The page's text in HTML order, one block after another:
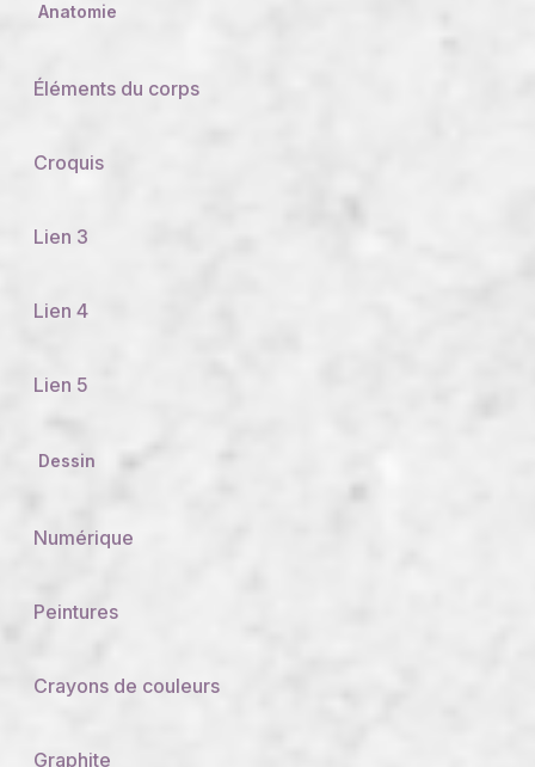
Anatomie
Éléments du corps
Croquis
Lien 3
Lien 4
Lien 5
Dessin
Numérique
Peintures
Crayons de couleurs
Graphite